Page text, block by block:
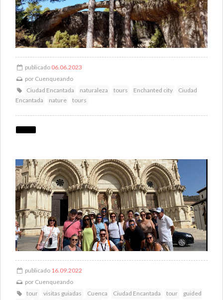
publicado 06.06.2023
por Cuenqueando
Ciudad Encantada
naturaleza tours Enchanted city
Ciudad
Encantada
nature tours
publicado 16.09.2022
por Cuenqueando
tour
visitas guiadas Cuenca Ciudad Encantada tour
guided